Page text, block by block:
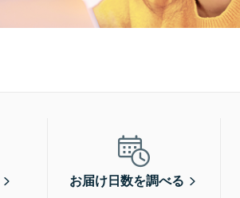
お届け日数を調べる